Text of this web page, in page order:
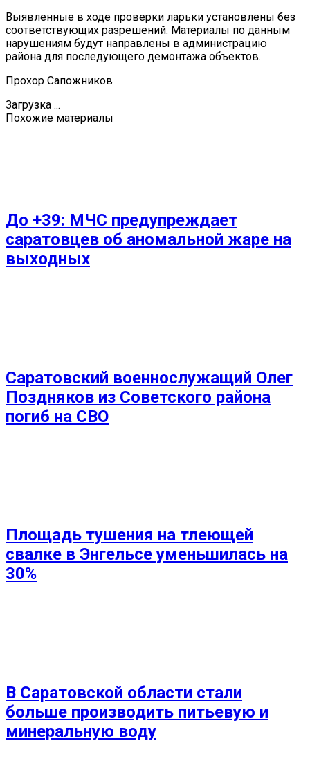
Выявленные в ходе проверки ларьки установлены без
соответствующих разрешений. Материалы по данным
нарушениям будут направлены в администрацию
района для последующего демонтажа объектов.
Прохор Сапожников
Загрузка ...
Похожие материалы
До +39: МЧС предупреждает
саратовцев об аномальной жаре на
выходных
Саратовский военнослужащий Олег
Поздняков из Советского района
погиб на СВО
Площадь тушения на тлеющей
свалке в Энгельсе уменьшилась на
30%
В Саратовской области стали
больше производить питьевую и
минеральную воду